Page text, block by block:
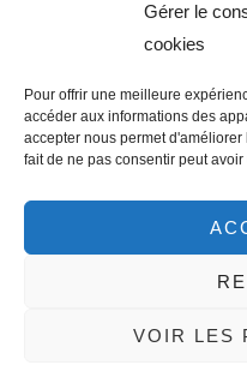
Gérer le
cookies
Pour offrir une meilleure
accéder aux informations des
accepter nous permet
fait de ne pas consentir peut
VOIR LES
Quand l’analyse d’impact
Tout savoir sur la
mise en pratique